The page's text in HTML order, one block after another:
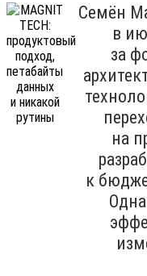
Семён
в
за
на
к